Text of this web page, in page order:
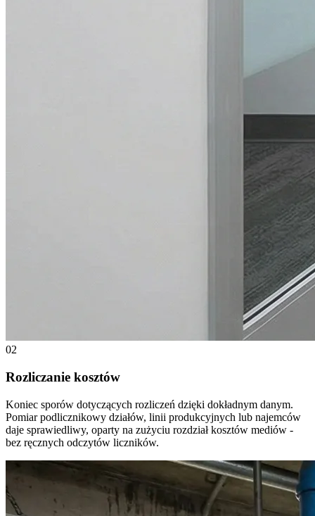
02
Rozliczanie kosztów
Koniec sporów dotyczących rozliczeń dzięki dokładnym danym.
Pomiar podlicznikowy działów, linii produkcyjnych lub najemców
daje sprawiedliwy, oparty na zużyciu rozdział kosztów mediów -
bez ręcznych odczytów liczników.